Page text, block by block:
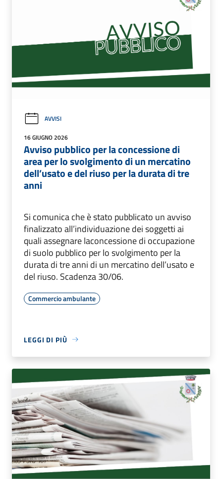
AVVISI
16 GIUGNO 2026
Avviso pubblico per la concessione di
area per lo svolgimento di un mercatino
dell’usato e del riuso per la durata di tre
anni
Si comunica che è stato pubblicato un avviso
finalizzato all’individuazione dei soggetti ai
quali assegnare laconcessione di occupazione
di suolo pubblico per lo svolgimento per la
durata di tre anni di un mercatino dell’usato e
del riuso. Scadenza 30/06.
Commercio ambulante
LEGGI DI PIÙ